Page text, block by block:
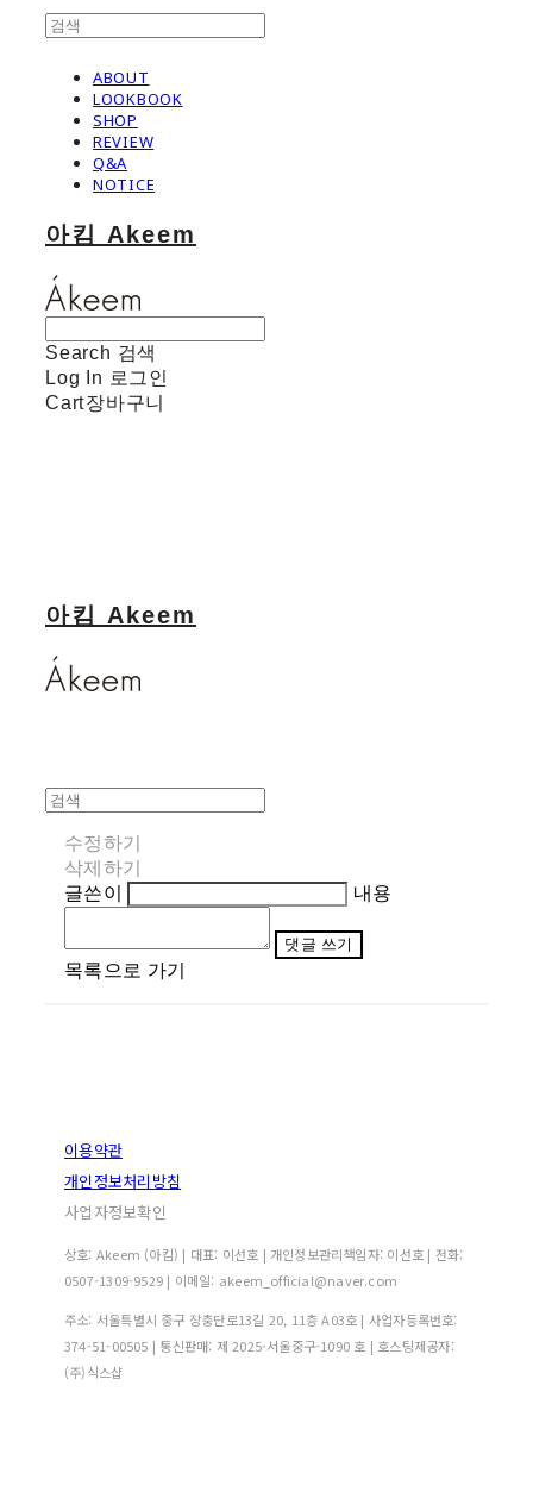
ABOUT
LOOKBOOK
SHOP
REVIEW
Q&A
NOTICE
아킴 Akeem
Search 검색
Log In 로그인
Cart장바구니
아킴 Akeem
수정하기
삭제하기
글쓴이
내용
댓글 쓰기
목록으로 가기
이용약관
개인정보처리방침
사업자정보확인
상호: Akeem (아킴) | 대표: 이선호 | 개인정보관리책임자: 이선호 | 전화:
0507-1309-9529 | 이메일: akeem_official@naver.com
주소: 서울특별시 중구 장충단로13길 20, 11층 A03호 | 사업자등록번호:
374-51-00505 | 통신판매: 제 2025-서울중구-1090 호 | 호스팅제공자:
(주)식스샵